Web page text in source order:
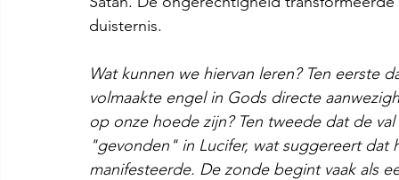
duisternis.
Wat kunnen we hiervan leren? Ten eerste
volmaakte engel in Gods directe
op onze hoede zijn? Ten tweede dat de
"gevonden" in Lucifer, wat suggereert
manifesteerde. De zonde begint vaak als